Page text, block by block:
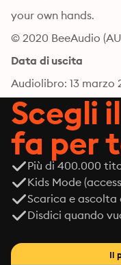
your own hands.
© 2020 BeeAudio
Data di uscita
Audiolibro: 13 marzo
Scegli
fa per
Più di 400.000
Kids Mode
Scarica e ascolta
Disdici quando
Il